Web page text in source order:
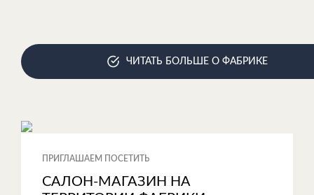
ЧИТАТЬ БОЛЬШЕ О ФАБРИКЕ
ПРИГЛАШАЕМ ПОСЕТИТЬ
САЛОН-МАГАЗИН НА